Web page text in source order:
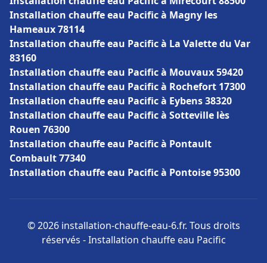
Installation chauffe eau Pacific à Magny les
Hameaux 78114
Installation chauffe eau Pacific à La Valette du Var
83160
Installation chauffe eau Pacific à Mouvaux 59420
Installation chauffe eau Pacific à Rochefort 17300
Installation chauffe eau Pacific à Eybens 38320
Installation chauffe eau Pacific à Sotteville lès
Rouen 76300
Installation chauffe eau Pacific à Pontault
Combault 77340
Installation chauffe eau Pacific à Pontoise 95300
© 2026 installation-chauffe-eau-6.fr. Tous droits
réservés - Installation chauffe eau Pacific